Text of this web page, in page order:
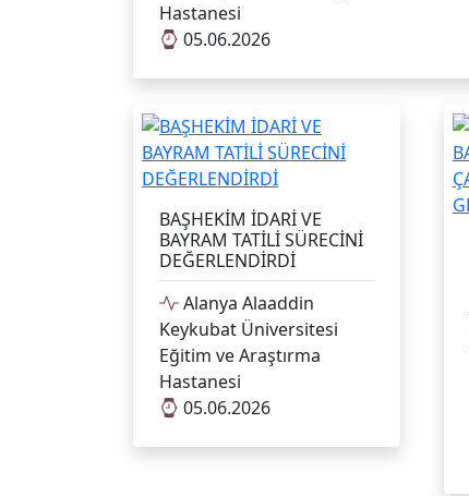
Hastanesi
05.06.2026
BAŞHEKİM İDARİ VE
BAYRAM TATİLİ SÜRECİNİ
DEĞERLENDİRDİ
Alanya Alaaddin
Keykubat Üniversitesi
Eğitim ve Araştırma
Hastanesi
05.06.2026